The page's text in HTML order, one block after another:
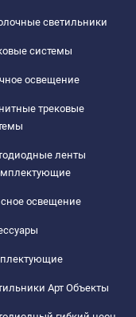
светильники
системы
освещение
трековые
ленты
освещение
Арт Объекты